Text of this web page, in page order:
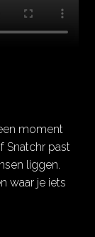
moment
Snatchr past
liggen.
waar je iets